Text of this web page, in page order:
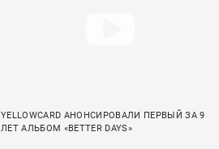
YELLOWCARD АНОНСИРОВАЛИ ПЕРВЫЙ ЗА 9
ЛЕТ АЛЬБОМ «BETTER DAYS»